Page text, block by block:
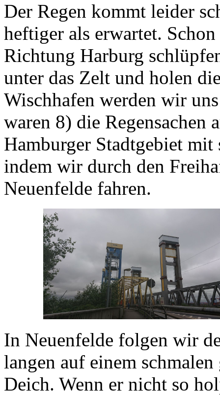
Der Regen kommt leider
heftiger als erwartet.
Richtung Harburg
unter das Zelt und holen
Wischhafen werden wir
waren 8) die Regensachen
Hamburger Stadtgebiet
indem wir durch den
Neuenfelde fahren.
In Neuenfelde folgen wir
langen auf einem
Deich. Wenn er nicht so